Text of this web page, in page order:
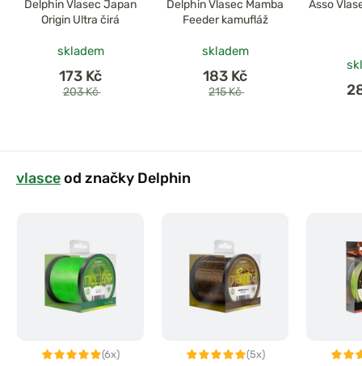
Delphin Vlasec Japan
Origin Ultra čirá
skladem
173 Kč
203 Kč
Delphin Vlasec Mamba
Feeder kamufláž
skladem
183 Kč
215 Kč
Asso
vlasceod značky Delphin
(6x) (5x)